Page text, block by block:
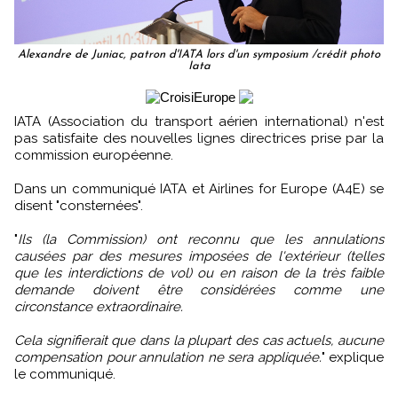
Alexandre de Juniac, patron d'IATA lors d'un symposium /crédit photo
Iata
IATA (Association du transport aérien international) n'est
pas satisfaite des nouvelles lignes directrices prise par la
commission européenne.
Dans un communiqué IATA et Airlines for Europe (A4E) se
disent "consternées".
"Ils (la Commission) ont reconnu que les annulations
causées par des mesures imposées de l'extérieur (telles
que les interdictions de vol) ou en raison de la très faible
demande doivent être considérées comme une
circonstance extraordinaire.
Cela signifierait que dans la plupart des cas actuels, aucune
compensation pour annulation ne sera appliquée." explique
le communiqué.